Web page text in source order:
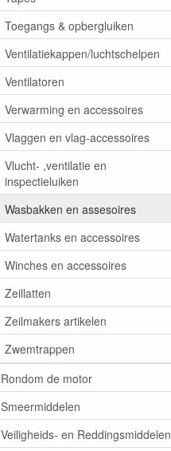
Toegangs & opbergluiken
Ventilatiekappen/luchtschelpen
Ventilatoren
Verwarming en accessoires
Vlaggen en vlag-accessoires
Vlucht- ,ventilatie en
inspectieluiken
Wasbakken en assesoires
Watertanks en accessoires
Winches en accessoires
Zeillatten
Zeilmakers artikelen
Zwemtrappen
Rondom de motor
Smeermiddelen
Veiligheids- en Reddingsmiddelen